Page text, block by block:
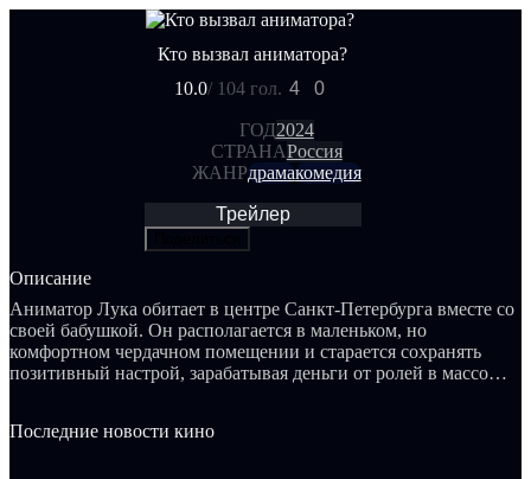
Кто вызвал аниматора?
10.0/ 104 гол. 4 0
ГОД2024
СТРАНАРоссия
ЖАНРдрамакомедия
Трейлер
Описание
Аниматор Лука обитает в центре Санкт-Петербурга вместе со
своей бабушкой. Он располагается в маленьком, но
комфортном чердачном помещении и старается сохранять
позитивный настрой, зарабатывая деньги от ролей в массовке
поэтому время от времени посещает кастинги, которые, как
Последние новости кино